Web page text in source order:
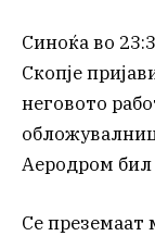
Синоќа во
Скопје
неговото
Аеродром
Се преземаат